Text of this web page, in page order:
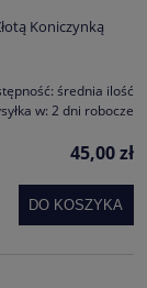
Koniczynką
średnia ilość
w: 2 dni robocze
45,00 zł
DO KOSZYKA